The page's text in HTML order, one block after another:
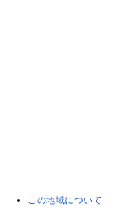
この地域について